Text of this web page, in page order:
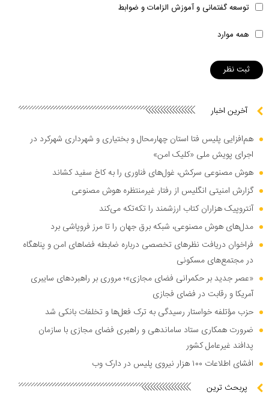
توسعه گفتمانی و آموزش الزامات و ضوابط
همه موارد
آخرین اخبار
هم‌افزایی پلیس فتا استان چهارمحال و بختیاری و شهرداری شهرکرد در
اجرای پویش ملی «کلیک امن»
هوش مصنوعی سرکش، غول‌های فناوری را به کاخ سفید کشاند
گزارش امنیتی انگلیس از رفتار غیرمنتظره هوش مصنوعی
آنتروپیک هزاران کتاب ارزشمند را تکه‌تکه می‌کند
مدل‌های هوش مصنوعی، شبکه برق جهان را تا مرز فروپاشی برد
فراخوان دریافت نظر‌های تخصصی درباره ضابطه فضا‌های امن و پناهگاه
در مجتمع‌های مسکونی
«عصر جدید بر حکمرانی فضای مجازی»؛ مروری بر راهبرد‌های سایبری
آمریکا و رقابت در فضای فجازی
حزب مؤتلفه خواستار رسیدگی به ترک فعل‌ها و تخلفات بانکی شد
ضرورت همکاری ستاد ساماندهی و راهبری فضای مجازی با سازمان
پدافند غیرعامل کشور
افشای اطلاعات ۱۰۰ هزار نیروی پلیس در دارک وب
پربحث ترین